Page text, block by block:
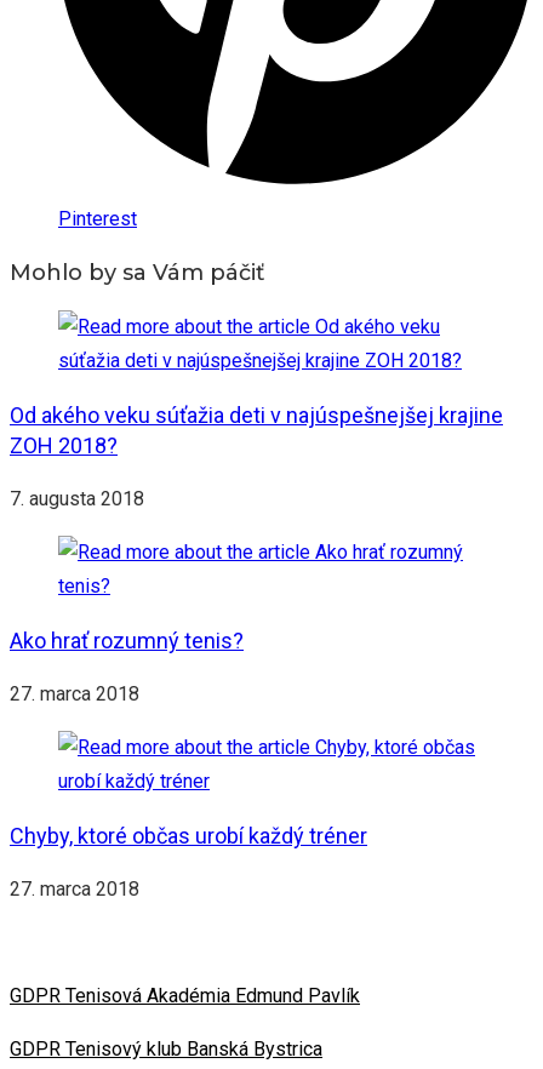
Pinterest
Mohlo by sa Vám páčiť
Od akého veku súťažia deti v najúspešnejšej krajine
ZOH 2018?
7. augusta 2018
Ako hrať rozumný tenis?
27. marca 2018
Chyby, ktoré občas urobí každý tréner
27. marca 2018
GDPR Tenisová Akadémia Edmund Pavlík
GDPR Tenisový klub Banská Bystrica